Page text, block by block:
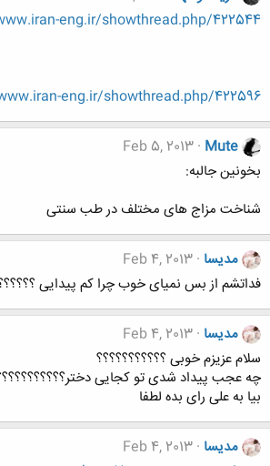
eng.ir/showthread.php/422544
eng.ir/showthread.php/422596
Mute
Feb 5, 2013
بخونین جالبه:
شناخت مزاج های مختلف در طب سنتی
مدیسا Feb 4, 2013
فداتشم از بس نمیای خوب چرا کم پیدایی
مدیسا Feb 4, 2013
سلام عزیزم خوبی ؟؟؟؟؟؟؟؟؟؟؟
چه عجب پیداد شدی تو کجایی
بیا به علی رای بده لطفا
مدیسا Feb 4, 2013